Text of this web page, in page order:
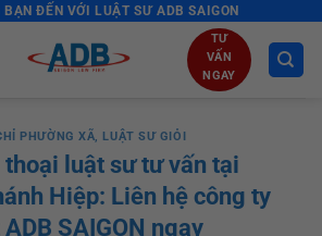
BẠN ĐẾN VỚI LUẬT SƯ ADB SAIGON
TƯ
VẤN
NGAY
PHƯỜNG XÃ, LUẬT SƯ GIỎI
thoại luật sư tư vấn tại
Hiệp: Liên hệ công ty
SAIGON ngay